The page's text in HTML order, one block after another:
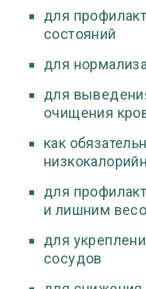
для
состояний
для
для
очищения
как
для
и лишним
для
сосудов